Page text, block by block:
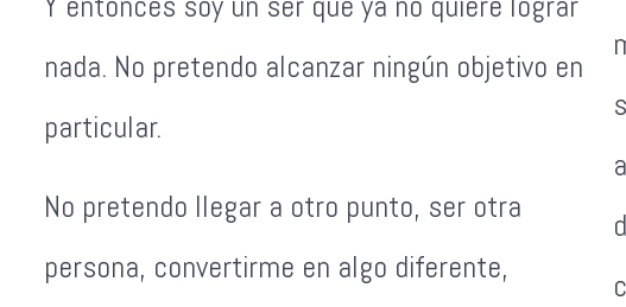
nada. No pretendo alcanzar ningún objetivo en
particular.
No pretendo llegar a otro punto, ser otra
persona, convertirme en algo diferente,